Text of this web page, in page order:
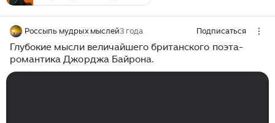
Россыпь мудрых мыслей3 года Подписаться
Глубокие мысли величайшего британского поэта-
романтика Джорджа Байрона.